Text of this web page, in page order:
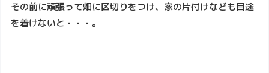
その前に頑張って畑に区切りをつけ、家の片付けなども目途
を着けないと・・・。